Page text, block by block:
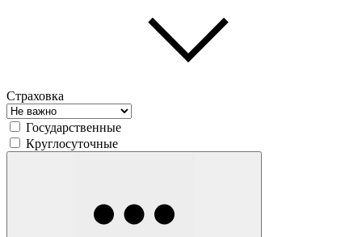
Страховка
Государственные
Круглосуточные